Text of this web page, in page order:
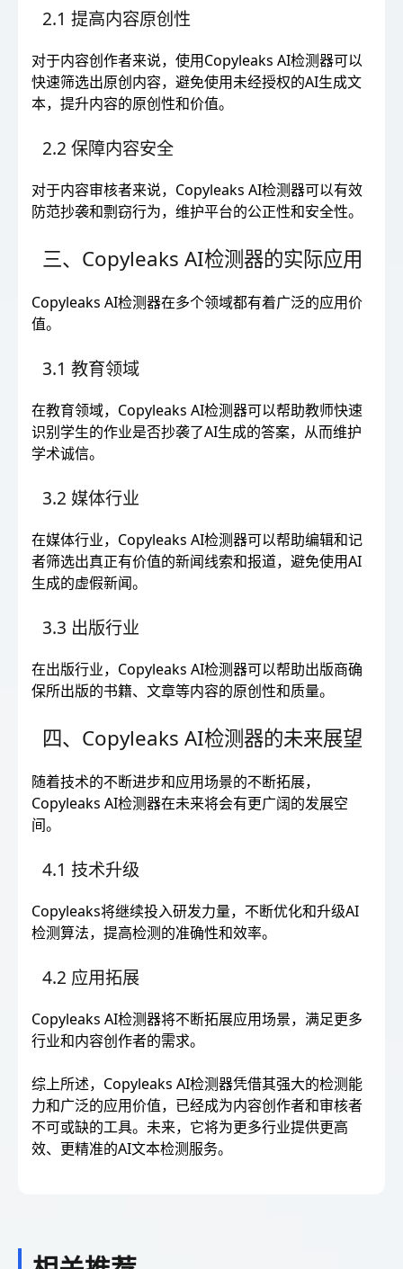
2.1 提高内容原创性
对于内容创作者来说，使用Copyleaks AI检测器可以
快速筛选出原创内容，避免使用未经授权的AI生成文
本，提升内容的原创性和价值。
2.2 保障内容安全
对于内容审核者来说，Copyleaks AI检测器可以有效
防范抄袭和剽窃行为，维护平台的公正性和安全性。
三、Copyleaks AI检测器的实际应用
Copyleaks AI检测器在多个领域都有着广泛的应用价
值。
3.1 教育领域
在教育领域，Copyleaks AI检测器可以帮助教师快速
识别学生的作业是否抄袭了AI生成的答案，从而维护
学术诚信。
3.2 媒体行业
在媒体行业，Copyleaks AI检测器可以帮助编辑和记
者筛选出真正有价值的新闻线索和报道，避免使用AI
生成的虚假新闻。
3.3 出版行业
在出版行业，Copyleaks AI检测器可以帮助出版商确
保所出版的书籍、文章等内容的原创性和质量。
四、Copyleaks AI检测器的未来展望
随着技术的不断进步和应用场景的不断拓展，
Copyleaks AI检测器在未来将会有更广阔的发展空
间。
4.1 技术升级
Copyleaks将继续投入研发力量，不断优化和升级AI
检测算法，提高检测的准确性和效率。
4.2 应用拓展
Copyleaks AI检测器将不断拓展应用场景，满足更多
行业和内容创作者的需求。
综上所述，Copyleaks AI检测器凭借其强大的检测能
力和广泛的应用价值，已经成为内容创作者和审核者
不可或缺的工具。未来，它将为更多行业提供更高
效、更精准的AI文本检测服务。